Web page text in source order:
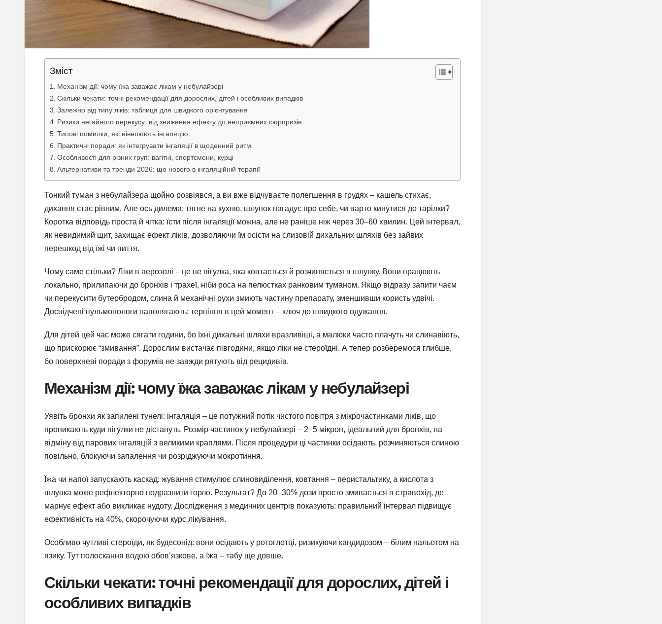
Зміст
Механізм дії: чому їжа заважає лікам у небулайзері
Скільки чекати: точні рекомендації для дорослих, дітей і особливих випадків
Залежно від типу ліків: таблиця для швидкого орієнтування
Ризики негайного перекусу: від зниження ефекту до неприємних сюрпризів
Типові помилки, які нівелюють інгаляцію
Практичні поради: як інтегрувати інгаляції в щоденний ритм
Особливості для різних груп: вагітні, спортсмени, курці
Альтернативи та тренди 2026: що нового в інгаляційній терапії
Тонкий туман з небулайзера щойно розвіявся, а ви вже відчуваєте полегшення в грудях – кашель стихає,
дихання стає рівним. Але ось дилема: тягне на кухню, шлунок нагадує про себе, чи варто кинутися до тарілки?
Коротка відповідь проста й чітка: їсти після інгаляції можна, але не раніше ніж через 30–60 хвилин. Цей інтервал,
як невидимий щит, захищає ефект ліків, дозволяючи їм осісти на слизовій дихальних шляхів без зайвих
перешкод від їжі чи пиття.
Чому саме стільки? Ліки в аерозолі – це не пігулка, яка ковтається й розчиняється в шлунку. Вони працюють
локально, прилипаючи до бронхів і трахеї, ніби роса на пелюстках ранковим туманом. Якщо відразу запити чаєм
чи перекусити бутербродом, слина й механічні рухи змиють частину препарату, зменшивши користь удвічі.
Досвідчені пульмонологи наполягають: терпіння в цей момент – ключ до швидкого одужання.
Для дітей цей час може сягати години, бо їхні дихальні шляхи вразливіші, а малюки часто плачуть чи слинавіють,
що прискорює “змивання”. Дорослим вистачає півгодини, якщо ліки не стероїдні. А тепер розберемося глибше,
бо поверхневі поради з форумів не завжди рятують від рецидивів.
Механізм дії: чому їжа заважає лікам у небулайзері
Уявіть бронхи як запилені тунелі: інгаляція – це потужний потік чистого повітря з мікрочастинками ліків, що
проникають куди пігулки не дістануть. Розмір частинок у небулайзері – 2–5 мікрон, ідеальний для бронхів, на
відміну від парових інгаляцій з великими краплями. Після процедури ці частинки осідають, розчиняються слиною
повільно, блокуючи запалення чи розріджуючи мокротиння.
Їжа чи напої запускають каскад: жування стимулює слиновиділення, ковтання – перистальтику, а кислота з
шлунка може рефлекторно подразнити горло. Результат? До 20–30% дози просто змивається в стравохід, де
марнує ефект або викликає нудоту. Дослідження з медичних центрів показують: правильний інтервал підвищує
ефективність на 40%, скорочуючи курс лікування.
Особливо чутливі стероїди, як будесонід: вони осідають у ротоглотці, ризикуючи кандидозом – білим нальотом на
язику. Тут полоскання водою обов’язкове, а їжа – табу ще довше.
Скільки чекати: точні рекомендації для дорослих, дітей і
особливих випадків